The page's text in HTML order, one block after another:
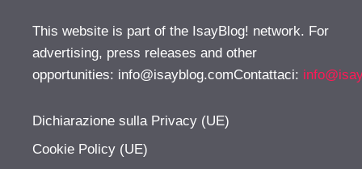
This website is part of the IsayBlog! network. For
advertising, press releases and other
opportunities: info@isayblog.comContattaci:
Dichiarazione sulla Privacy (UE)
Cookie Policy (UE)